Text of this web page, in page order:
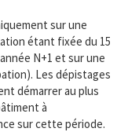
sur une
étant fixée du 15
N+1 et sur une
Les dépistages
démarrer au plus
à
sur cette période.